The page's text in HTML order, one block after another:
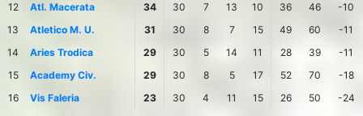
12
Atl. Macerata 34 30 7 13 10 36 46
-10
13
Atletico M. U. 31 30 8 7 15 49 60
-11
14
Aries Trodica 29 30 5 14 11 28 39
-11
15
Academy Civ. 29 30 8 5 17 52 70
-18
16
Vis Faleria 23 30 4 11 15 26 50 -24